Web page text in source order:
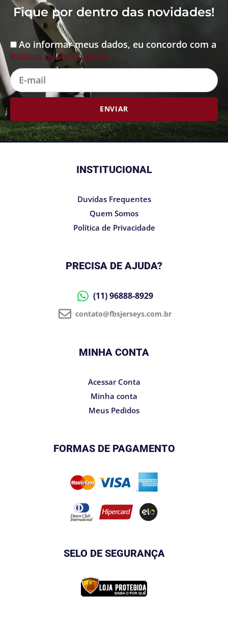
Fique por dentro das novidades!
Ao informar meus dados, eu concordo com a
Política de Privacidade.
E-
mail
ENVIAR
INSTITUCIONAL
Duvidas Frequentes
Quem Somos
Política de Privacidade
PRECISA DE AJUDA?
(11) 96888-8929
contato@fbsjerseys.com.br
MINHA CONTA
Acessar Conta
Minha conta
Meus Pedidos
FORMAS DE PAGAMENTO
SELO DE SEGURANÇA